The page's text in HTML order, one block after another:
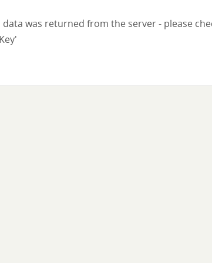
data was returned from the server - please